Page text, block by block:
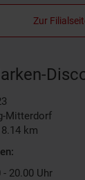
Zur
Mitterdorf
km
- 20.00 Uhr